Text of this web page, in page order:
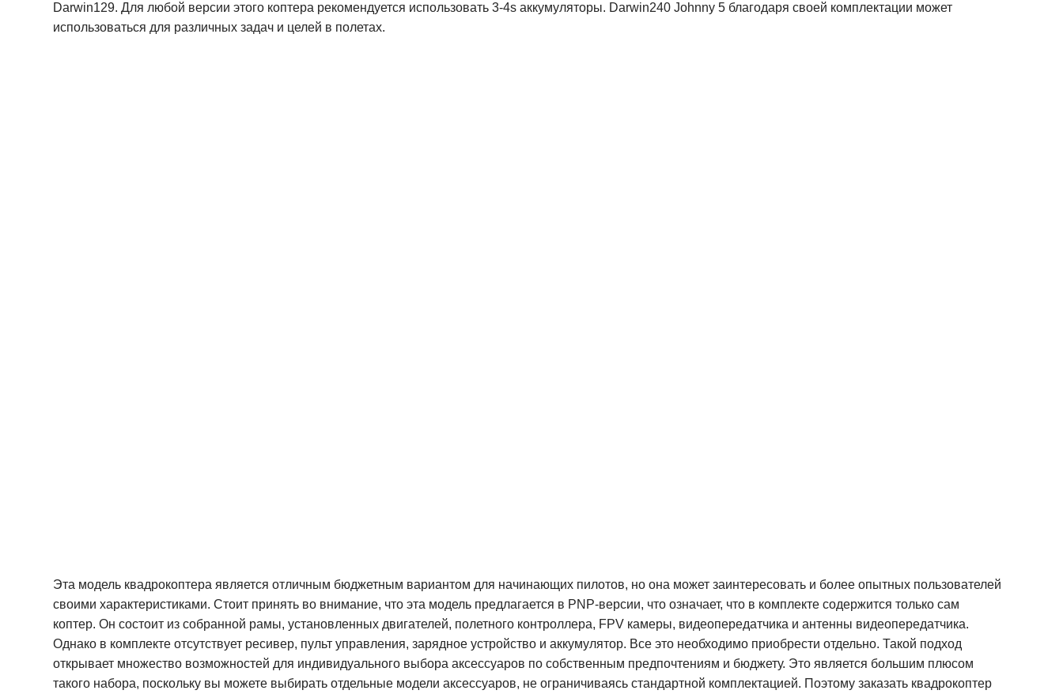
Darwin129. Для любой версии этого коптера рекомендуется использовать 3-4s аккумуляторы. Darwin240 Johnny 5 благодаря своей комплектации может
использоваться для различных задач и целей в полетах.
Эта модель квадрокоптера является отличным бюджетным вариантом для начинающих пилотов, но она может заинтересовать и более опытных пользователей
своими характеристиками. Стоит принять во внимание, что эта модель предлагается в PNP-версии, что означает, что в комплекте содержится только сам
коптер. Он состоит из собранной рамы, установленных двигателей, полетного контроллера, FPV камеры, видеопередатчика и антенны видеопередатчика.
Однако в комплекте отсутствует ресивер, пульт управления, зарядное устройство и аккумулятор. Все это необходимо приобрести отдельно. Такой подход
открывает множество возможностей для индивидуального выбора аксессуаров по собственным предпочтениям и бюджету. Это является большим плюсом
такого набора, поскольку вы можете выбирать отдельные модели аксессуаров, не ограничиваясь стандартной комплектацией. Поэтому заказать квадрокоптер